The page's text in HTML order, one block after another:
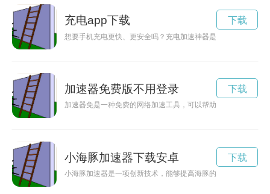
充电app下载
想要手机充电更快、更安全吗？充电加速神器是您的不二选择
下载
加速器免费版不用登录
加速器免是一种免费的网络加速工具，可以帮助用户打开互联
下载
小海豚加速器下载安卓
小海豚加速器是一项创新技术，能够提高海豚的速度和敏捷性
下载